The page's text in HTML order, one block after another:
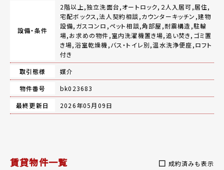
設備・条件
2階以上,独立洗面台,オートロック,２人入居可,居住,
宅配ボックス,法人契約相談,カウンターキッチン,建物
設備,ガスコンロ,ペット相談,角部屋,耐震構造,駐輪
場,お求めの物件,室内洗濯機置き場,追い焚き,ゴミ置
き場,浴室乾燥機,バス・トイレ別,温水洗浄便座,ロフト
付き
取引態様
媒介
物件番号
bk023683
最終更新日
2026年05月09日
賃貸物件一覧 成約済みも表示